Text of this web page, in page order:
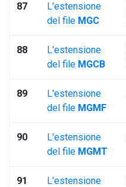
87
L'estensione
del file MGC
88
L'estensione
del file MGCB
89
L'estensione
del file MGMF
90
L'estensione
del file MGMT
91
L'estensione